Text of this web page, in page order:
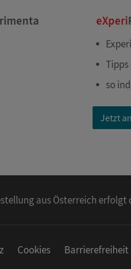
eXperi
Tipps
so
Jetzt
aus Österreich
Cookies Barrierefreiheit